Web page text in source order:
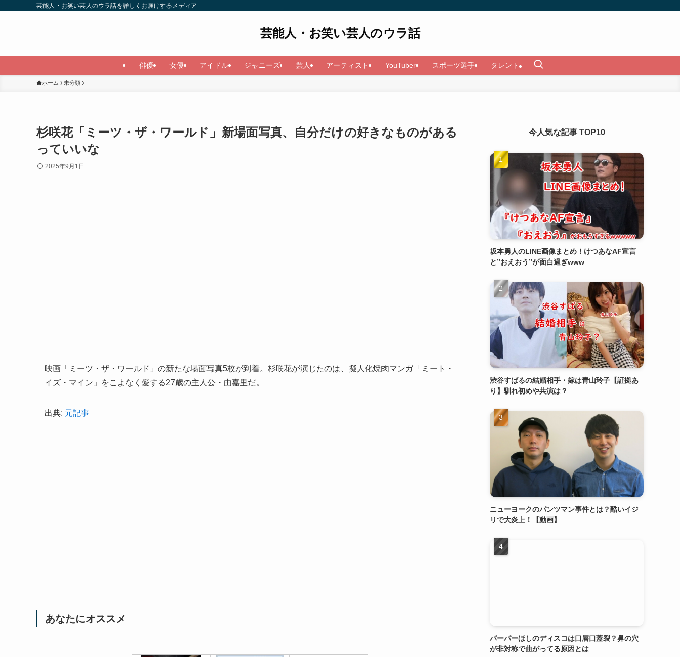
芸能人・お笑い芸人のウラ話を詳しくお届けするメディア
芸能人・お笑い芸人のウラ話
俳優 女優 アイドル ジャニーズ 芸人 アーティスト YouTuber スポーツ選手 タレント
ホーム 未分類
杉咲花「ミーツ・ザ・ワールド」新場面写真、自分だけの好きなものがある
っていいな
2025年9月1日
映画「ミーツ・ザ・ワールド」の新たな場面写真5枚が到着。杉咲花が演じたのは、擬人化焼肉マンガ「ミート・
イズ・マイン」をこよなく愛する27歳の主人公・由嘉里だ。
出典: 元記事
あなたにオススメ
今人気な記事 TOP10
坂本勇人のLINE画像まとめ！けつあなAF宣言
と”おえおう”が面白過ぎwww
渋谷すばるの結婚相手・嫁は青山玲子【証拠あ
り】馴れ初めや共演は？
ニューヨークのパンツマン事件とは？酷いイジ
リで大炎上！【動画】
パーパーほしのディスコは口唇口蓋裂？鼻の穴
が非対称で曲がってる原因とは